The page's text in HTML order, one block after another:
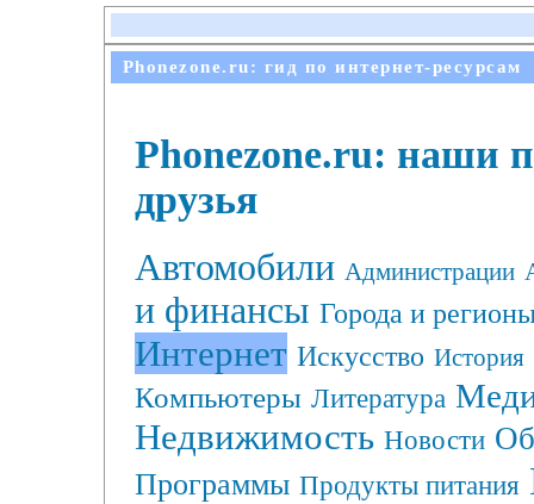
Phonezone.ru: гид по интернет-ресурсам
Phonezone.ru: наши
друзья
Автомобили Администрации
и финансы Города и
Интернет Искусство История
Компьютеры Литература
Недвижимость Новости
Программы Продукты питания